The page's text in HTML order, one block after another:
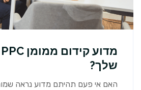
שלך?
האם אי פעם תהיתם מדוע נראה